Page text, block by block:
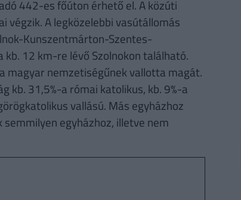
442-es főúton érhető el. A közúti
végzik. A legközelebbi vasútállomás
Kunszentmárton-Szentes-
12 km-re lévő Szolnokon található.
magyar nemzetiségűnek vallotta magát.
kb. 31,5%-a római katolikus, kb. 9%-a
vallású. Más egyházhoz
egyházhoz, illetve nem